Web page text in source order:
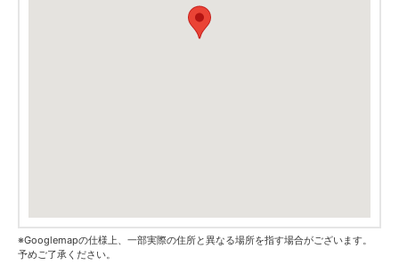
※Googlemapの仕様上、一部実際の住所と異なる場所を指す場合がございます。
予めご了承ください。